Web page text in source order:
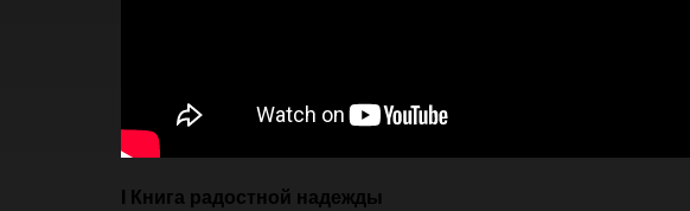
I Книга радостной надежды